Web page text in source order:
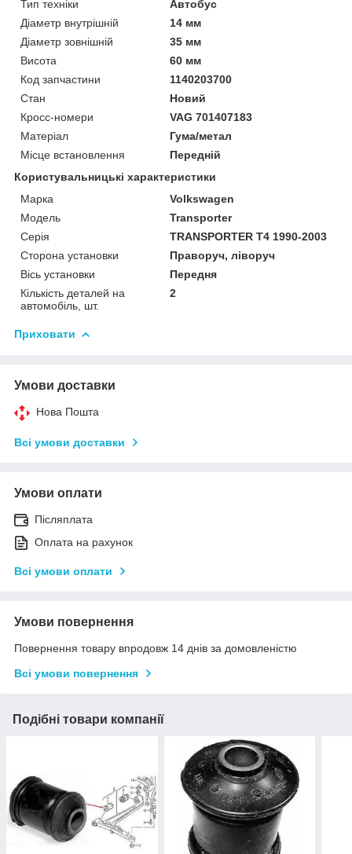
Тип техніки
Автобус
Діаметр внутрішній
14 мм
Діаметр зовнішній
35 мм
Висота
60 мм
Код запчастини
1140203700
Стан
Новий
Кросс-номери
VAG 701407183
Матеріал
Гума/метал
Місце встановлення
Передній
Користувальницькі характеристики
Марка
Volkswagen
Модель
Transporter
Серія
TRANSPORTER T4 1990-2003
Сторона установки
Праворуч, ліворуч
Вісь установки
Передня
Кількість деталей на
автомобіль, шт.
2
Приховати
Умови доставки
Нова Пошта
Всі умови доставки
Умови оплати
Післяплата
Оплата на рахунок
Всі умови оплати
Умови повернення
Повернення товару впродовж 14 днів за домовленістю
Всі умови повернення
Подібні товари компанії